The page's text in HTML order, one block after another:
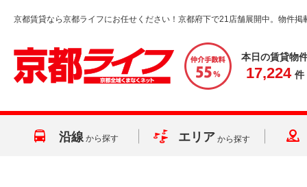
京都賃貸なら京都ライフにお任せください！京都府下で21店舗展開中。物件掲
本日の賃貸物
17,224 件
沿線 から探す エリア から探す